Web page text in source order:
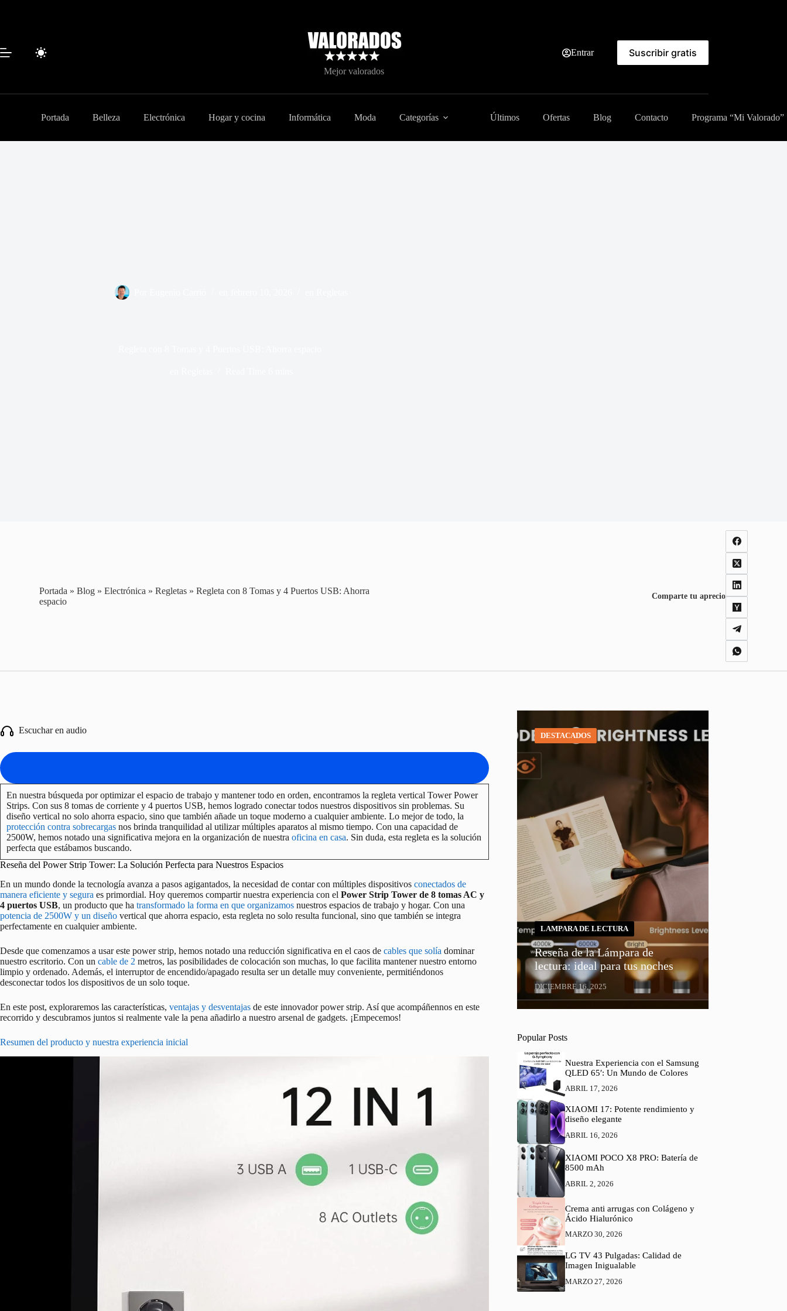
Mejor valorados
Entrar Suscribir gratis
Portada Belleza Electrónica Hogar y cocina Informática Moda Categorías Últimos Ofertas Blog Contacto Programa “Mi Valorado”
Portada »Blog »Electrónica »Regletas »Regleta con 8 Tomas y 4 Puertos USB: Ahorra
espacio
Comparte tu aprecio
Escuchar en audio
En nuestra búsqueda por optimizar el espacio de trabajo y mantener todo en orden, encontramos la regleta vertical Tower Power
Strips. Con sus 8 tomas de corriente y 4 puertos USB, hemos logrado conectar todos nuestros dispositivos sin problemas. Su
diseño vertical no solo ahorra espacio, sino que también añade un toque moderno a cualquier ambiente. Lo mejor de todo, la
protección contra sobrecargas nos brinda tranquilidad al utilizar múltiples aparatos al mismo tiempo. Con una capacidad de
2500W, hemos notado una significativa mejora en la organización de nuestra oficina en casa. Sin duda, esta regleta es la solución
perfecta que estábamos buscando.
Reseña del Power Strip Tower: La Solución Perfecta para Nuestros Espacios
En un mundo donde la tecnología avanza a pasos agigantados, la necesidad de contar con múltiples dispositivos conectados de
manera eficiente y segura es primordial. Hoy queremos compartir nuestra experiencia con el Power Strip Tower de 8 tomas AC y
4 puertos USB, un producto que ha transformado la forma en que organizamos nuestros espacios de trabajo y hogar. Con una
potencia de 2500W y un diseño vertical que ahorra espacio, esta regleta no solo resulta funcional, sino que también se integra
perfectamente en cualquier ambiente.
Desde que comenzamos a usar este power strip, hemos notado una reducción significativa en el caos de cables que solía dominar
nuestro escritorio. Con un cable de 2 metros, las posibilidades de colocación son muchas, lo que facilita mantener nuestro entorno
limpio y ordenado. Además, el interruptor de encendido/apagado resulta ser un detalle muy conveniente, permitiéndonos
desconectar todos los dispositivos de un solo toque.
En este post, exploraremos las características, ventajas y desventajas de este innovador power strip. Así que acompáñennos en este
recorrido y descubramos juntos si realmente vale la pena añadirlo a nuestro arsenal de gadgets. ¡Empecemos!
Resumen del producto y nuestra experiencia inicial
DESTACADOS
LAMPARA DE LECTURA
Reseña de la Lámpara de
lectura: ideal para tus noches
DICIEMBRE 16, 2025
Popular Posts
Nuestra Experiencia con el Samsung
QLED 65′: Un Mundo de Colores
ABRIL 17, 2026
XIAOMI 17: Potente rendimiento y
diseño elegante
ABRIL 16, 2026
XIAOMI POCO X8 PRO: Batería de
8500 mAh
ABRIL 2, 2026
Crema anti arrugas con Colágeno y
Ácido Hialurónico
MARZO 30, 2026
LG TV 43 Pulgadas: Calidad de
Imagen Inigualable
MARZO 27, 2026